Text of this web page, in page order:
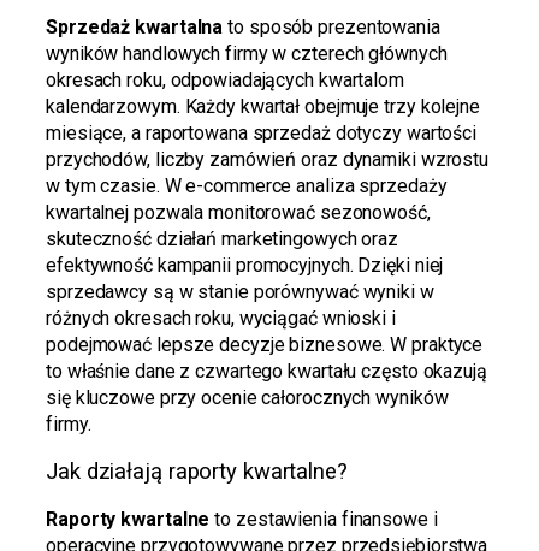
Sprzedaż kwartalna to sposób prezentowania
wyników handlowych firmy w czterech głównych
okresach roku, odpowiadających kwartalom
kalendarzowym. Każdy kwartał obejmuje trzy kolejne
miesiące, a raportowana sprzedaż dotyczy wartości
przychodów, liczby zamówień oraz dynamiki wzrostu
w tym czasie. W e-commerce analiza sprzedaży
kwartalnej pozwala monitorować sezonowość,
skuteczność działań marketingowych oraz
efektywność kampanii promocyjnych. Dzięki niej
sprzedawcy są w stanie porównywać wyniki w
różnych okresach roku, wyciągać wnioski i
podejmować lepsze decyzje biznesowe. W praktyce
to właśnie dane z czwartego kwartału często okazują
się kluczowe przy ocenie całorocznych wyników
firmy.
Jak działają raporty kwartalne?
Raporty kwartalne to zestawienia finansowe i
operacyjne przygotowywane przez przedsiębiorstwa